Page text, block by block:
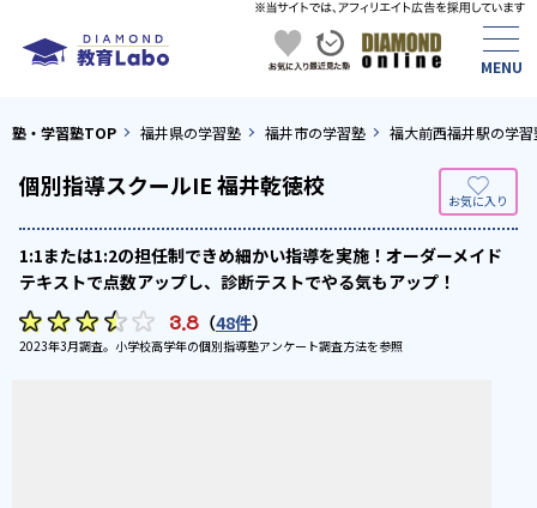
塾・学習塾TOP 福井県の学習塾 福井市の学習塾 福大前西福井駅の学習
個別指導スクールIE 福井乾徳校
1:1または1:2の担任制できめ細かい指導を実施！オーダーメイド
テキストで点数アップし、診断テストでやる気もアップ！
3.8 （48件）
2023年3月調査。 小学校高学年の個別指導塾アンケート調査方法を参照